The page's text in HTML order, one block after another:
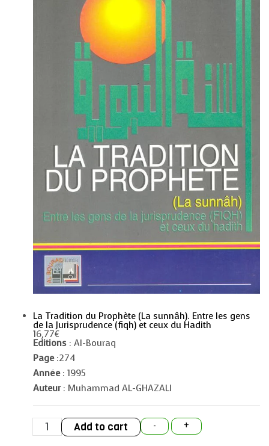
La Tradition du Prophète (La sunnâh). Entre les gens
de la Jurisprudence (fiqh) et ceux du Hadith
16,77€
Editions : Al-Bouraq
Page:274
Année : 1995
Auteur : Muhammad AL-GHAZALI
-
La
Tradition
du
+
Add to cart